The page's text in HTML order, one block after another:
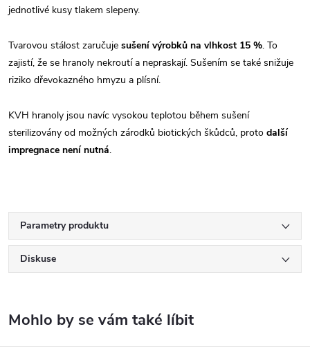
jednotlivé kusy tlakem slepeny.
Tvarovou stálost zaručuje sušení výrobků na vlhkost 15 %. To
zajistí, že se hranoly nekroutí a nepraskají. Sušením se také snižuje
riziko dřevokazného hmyzu a plísní.
KVH hranoly jsou navíc vysokou teplotou během sušení
sterilizovány od možných zárodků biotických škůdců, proto další
impregnace není nutná.
Parametry produktu
Diskuse